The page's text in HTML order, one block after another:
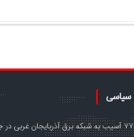
سیاسی
۷۷ آسیب به شبکه برق آذربایجان